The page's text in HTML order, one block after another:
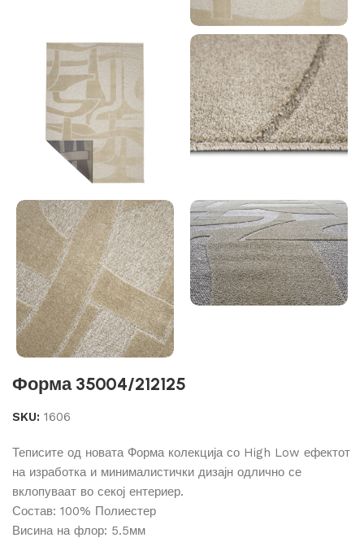
Форма 35004/212125
SKU: 1606
Теписите од новата Форма колекција со High Low ефектот
на изработка и минималистички дизајн одлично се
вклопуваат во секој ентериер.
Состав: 100% Полиестер
Висина на флор: 5.5мм